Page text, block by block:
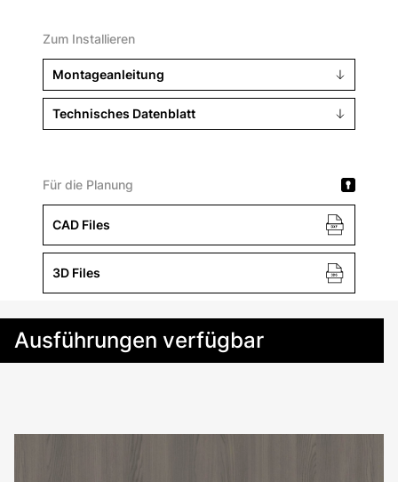
Zum Installieren
Montageanleitung
Technisches Datenblatt
Für die Planung
CAD Files
3D Files
Ausführungen verfügbar